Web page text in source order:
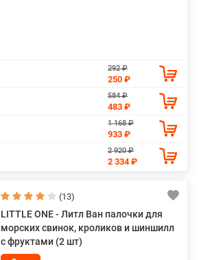
292 ₽
250 ₽
584 ₽
483 ₽
1 168 ₽
933 ₽
2 920 ₽
2 334 ₽
(13)
LITTLE ONE - Литл Ван палочки для
морских свинок, кроликов и шиншилл
с фруктами (2 шт)